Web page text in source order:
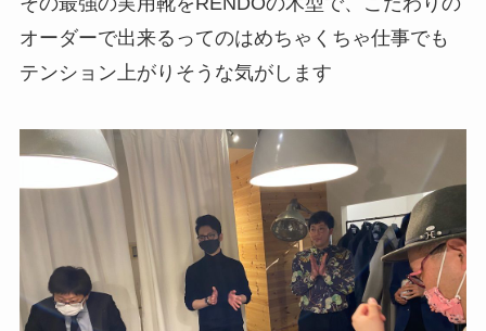
オーダーで出来るってのはめちゃくちゃ仕事でも
テンション上がりそうな気がします